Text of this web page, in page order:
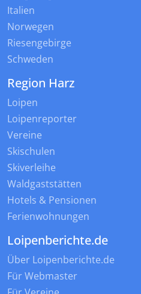
Italien
Norwegen
Riesengebirge
Schweden
Region Harz
Loipen
Loipenreporter
Vereine
Skischulen
Skiverleihe
Waldgaststätten
Hotels & Pensionen
Ferienwohnungen
Loipenberichte.de
Über Loipenberichte.de
Für Webmaster